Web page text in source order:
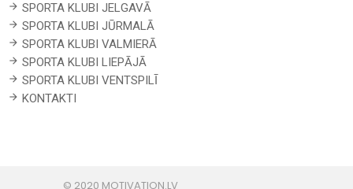
SPORTA KLUBI JELGAVĀ
SPORTA KLUBI JŪRMALĀ
SPORTA KLUBI VALMIERĀ
SPORTA KLUBI LIEPĀJĀ
SPORTA KLUBI VENTSPILĪ
KONTAKTI